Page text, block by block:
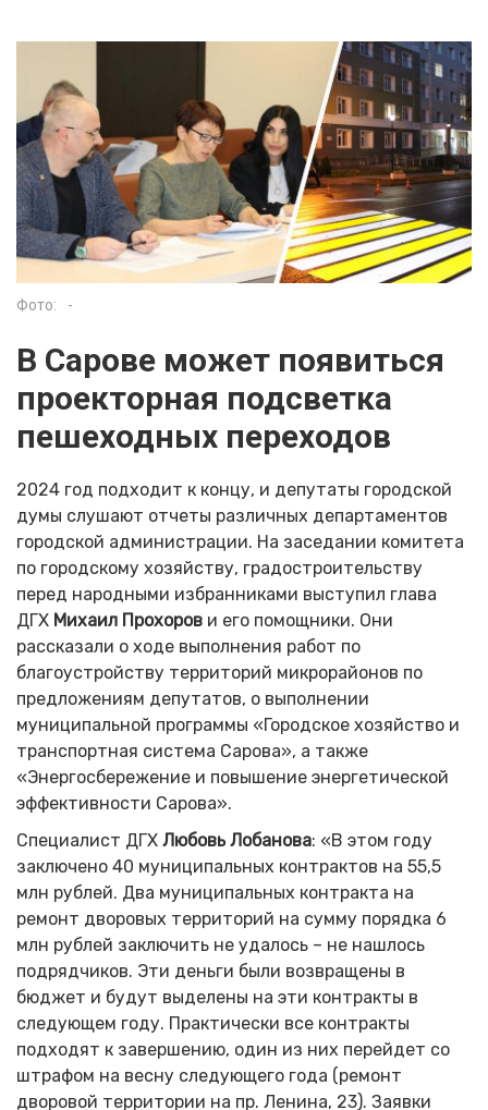
Фото: -
В Сарове может появиться
проекторная подсветка
пешеходных переходов
2024 год подходит к концу, и депутаты городской
думы слушают отчеты различных департаментов
городской администрации. На заседании комитета
по городскому хозяйству, градостроительству
перед народными избранниками выступил глава
ДГХ Михаил Прохоров и его помощники. Они
рассказали о ходе выполнения работ по
благоустройству территорий микрорайонов по
предложениям депутатов, о выполнении
муниципальной программы «Городское хозяйство и
транспортная система Сарова», а также
«Энергосбережение и повышение энергетической
эффективности Сарова».
Специалист ДГХ Любовь Лобанова: «В этом году
заключено 40 муниципальных контрактов на 55,5
млн рублей. Два муниципальных контракта на
ремонт дворовых территорий на сумму порядка 6
млн рублей заключить не удалось – не нашлось
подрядчиков. Эти деньги были возвращены в
бюджет и будут выделены на эти контракты в
следующем году. Практически все контракты
подходят к завершению, один из них перейдет со
штрафом на весну следующего года (ремонт
дворовой территории на пр. Ленина, 23). Заявки